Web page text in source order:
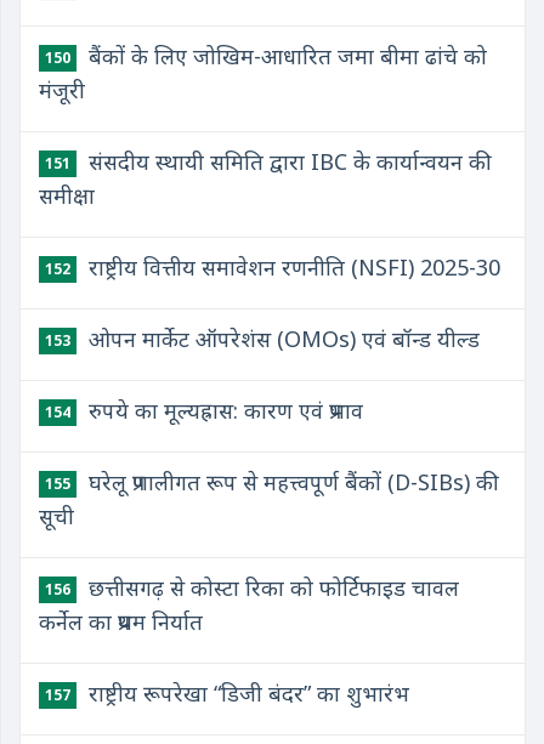
150
बैंकों के लिए जोखिम-आधारित जमा बीमा ढांचे को
मंजूरी
151
संसदीय स्थायी समिति द्वारा IBC के कार्यान्वयन की
समीक्षा
152 राष्ट्रीय वित्तीय समावेशन रणनीति (NSFI) 2025-30
153 ओपन मार्केट ऑपरेशंस (OMOs) एवं बॉन्ड यील्ड
154 रुपये का मूल्यह्रास: कारण एवं प्रभाव
155
घरेलू प्रणालीगत रूप से महत्त्वपूर्ण बैंकों (D-SIBs) की
सूची
156
छत्तीसगढ़ से कोस्टा रिका को फोर्टिफाइड चावल
कर्नेल का प्रथम निर्यात
157 राष्ट्रीय रूपरेखा “डिजी बंदर” का शुभारंभ